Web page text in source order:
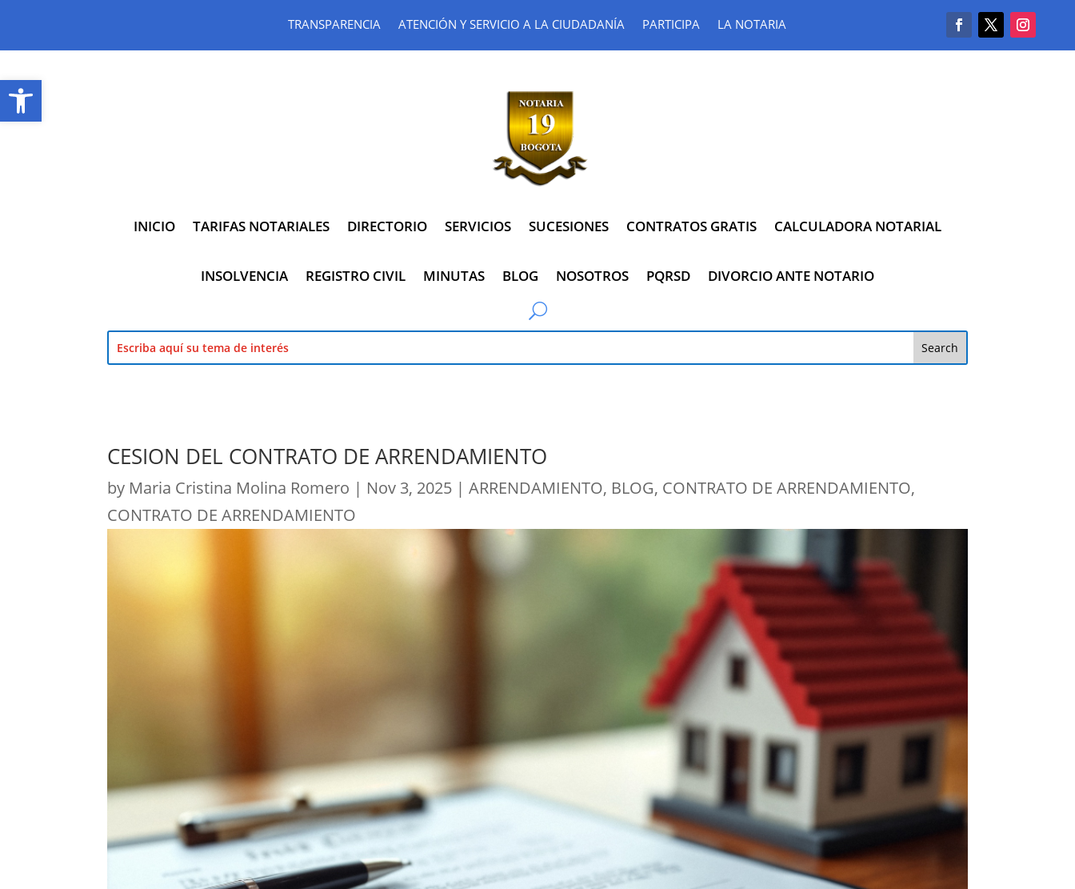
Abrir barra de herramientas
TRANSPARENCIA ATENCIÓN Y SERVICIO A LA CIUDADANÍA PARTICIPA LA NOTARIA
INICIO TARIFAS NOTARIALES DIRECTORIO SERVICIOS SUCESIONES CONTRATOS GRATIS CALCULADORA NOTARIAL
INSOLVENCIA REGISTRO CIVIL MINUTAS BLOG NOSOTROS PQRSD DIVORCIO ANTE NOTARIO
CESION DEL CONTRATO DE ARRENDAMIENTO
by Maria Cristina Molina Romero | Nov 3, 2025 |ARRENDAMIENTO, BLOG, CONTRATO DE ARRENDAMIENTO,
CONTRATO DE ARRENDAMIENTO